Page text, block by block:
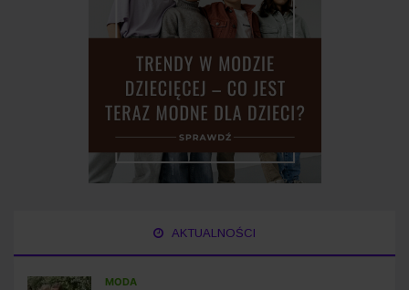
AKTUALNOŚCI
MODA